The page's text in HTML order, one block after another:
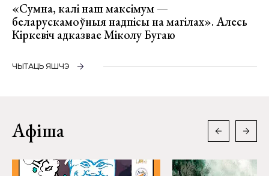
«Сумна, калі наш максімум —
беларускамоўныя надпісы на магілах». Алесь
Кіркевіч адказвае Міколу Бугаю
ЧЫТАЦЬ ЯШЧЭ
Афіша